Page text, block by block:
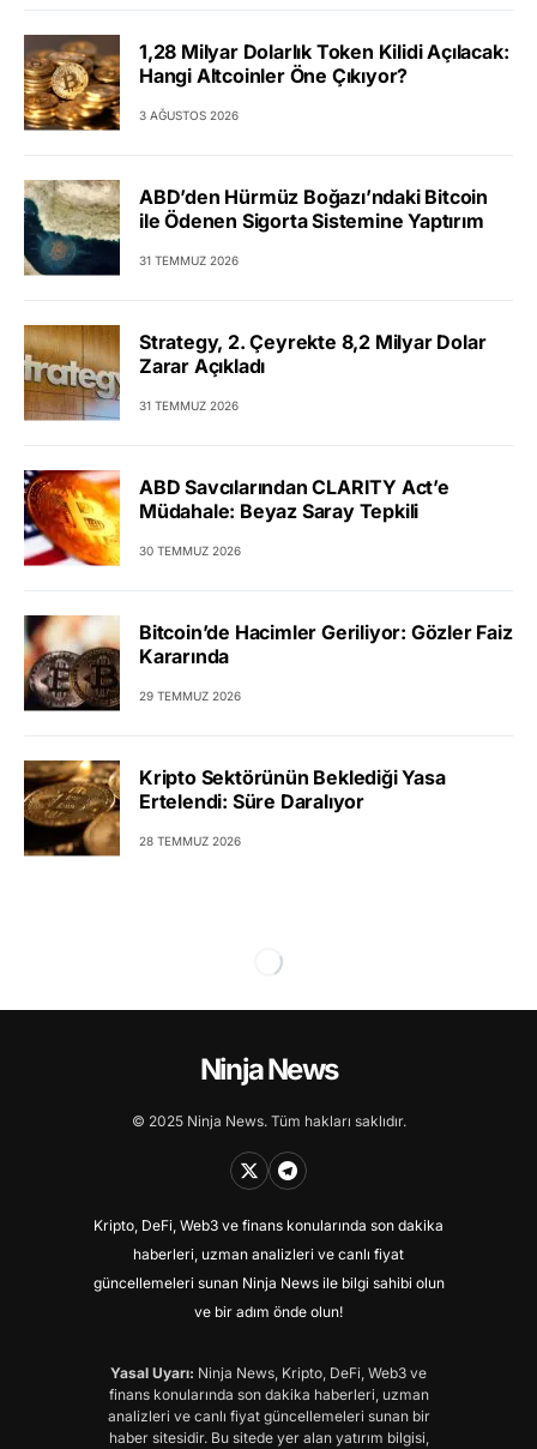
1,28 Milyar Dolarlık Token Kilidi Açılacak:
Hangi Altcoinler Öne Çıkıyor?
3 AĞUSTOS 2026
ABD’den Hürmüz Boğazı’ndaki Bitcoin
ile Ödenen Sigorta Sistemine Yaptırım
31 TEMMUZ 2026
Strategy, 2. Çeyrekte 8,2 Milyar Dolar
Zarar Açıkladı
31 TEMMUZ 2026
ABD Savcılarından CLARITY Act’e
Müdahale: Beyaz Saray Tepkili
30 TEMMUZ 2026
Bitcoin’de Hacimler Geriliyor: Gözler Faiz
Kararında
29 TEMMUZ 2026
Kripto Sektörünün Beklediği Yasa
Ertelendi: Süre Daralıyor
28 TEMMUZ 2026
Ninja News
© 2025 Ninja News. Tüm hakları saklıdır.
Kripto, DeFi, Web3 ve finans konularında son dakika
haberleri, uzman analizleri ve canlı fiyat
güncellemeleri sunan Ninja News ile bilgi sahibi olun
ve bir adım önde olun!
Yasal Uyarı: Ninja News, Kripto, DeFi, Web3 ve
finans konularında son dakika haberleri, uzman
analizleri ve canlı fiyat güncellemeleri sunan bir
haber sitesidir. Bu sitede yer alan yatırım bilgisi,